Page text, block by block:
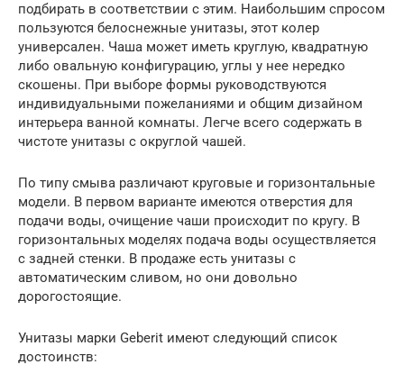
подбирать в соответствии с этим. Наибольшим спросом
пользуются белоснежные унитазы, этот колер
универсален. Чаша может иметь круглую, квадратную
либо овальную конфигурацию, углы у нее нередко
скошены. При выборе формы руководствуются
индивидуальными пожеланиями и общим дизайном
интерьера ванной комнаты. Легче всего содержать в
чистоте унитазы с округлой чашей.
По типу смыва различают круговые и горизонтальные
модели. В первом варианте имеются отверстия для
подачи воды, очищение чаши происходит по кругу. В
горизонтальных моделях подача воды осуществляется
с задней стенки. В продаже есть унитазы с
автоматическим сливом, но они довольно
дорогостоящие.
Унитазы марки Geberit имеют следующий список
достоинств: